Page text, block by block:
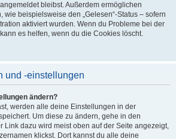
bleibst. Außerdem ermöglichen
beispielsweise den „Gelesen“-Status – sofern
aktiviert wurden. Wenn du Probleme bei der
es helfen, wenn du die Cookies löscht.
und -einstellungen
ändern?
werden alle deine Einstellungen in der
Um diese zu ändern, gehe in den
Link dazu wird meist oben auf der Seite angezeigt,
klickst. Dort kannst du alle deine